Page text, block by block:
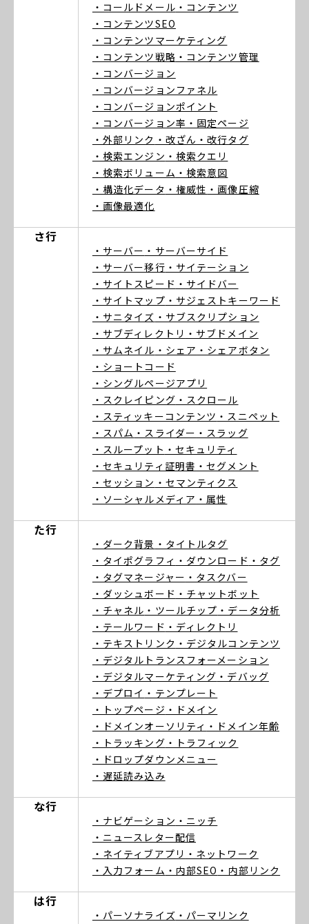
・コールドメール ・コンテンツ
・コンテンツSEO
・コンテンツマーケティング
・コンテンツ戦略 ・コンテンツ管理
・コンバージョン
・コンバージョンファネル
・コンバージョンポイント
・コンバージョン率 ・固定ページ
・外部リンク ・改ざん ・改行タグ
・検索エンジン ・検索クエリ
・検索ボリューム ・検索意図
・構造化データ ・権威性 ・画像圧縮
・画像最適化
さ行
・サーバー ・サーバーサイド
・サーバー移行 ・サイテーション
・サイトスピード ・サイドバー
・サイトマップ ・サジェストキーワード
・サニタイズ ・サブスクリプション
・サブディレクトリ ・サブドメイン
・サムネイル ・シェア ・シェアボタン
・ショートコード
・シングルページアプリ
・スクレイピング ・スクロール
・スティッキーコンテンツ ・スニペット
・スパム ・スライダー ・スラッグ
・スループット ・セキュリティ
・セキュリティ証明書 ・セグメント
・セッション ・セマンティクス
・ソーシャルメディア ・属性
た行
・ダーク背景 ・タイトルタグ
・タイポグラフィ ・ダウンロード ・タグ
・タグマネージャー ・タスクバー
・ダッシュボード ・チャットボット
・チャネル ・ツールチップ ・データ分析
・テールワード ・ディレクトリ
・テキストリンク ・デジタルコンテンツ
・デジタルトランスフォーメーション
・デジタルマーケティング ・デバッグ
・デプロイ ・テンプレート
・トップページ ・ドメイン
・ドメインオーソリティ ・ドメイン年齢
・トラッキング ・トラフィック
・ドロップダウンメニュー
・遅延読み込み
な行
・ナビゲーション ・ニッチ
・ニュースレター配信
・ネイティブアプリ ・ネットワーク
・入力フォーム ・内部SEO ・内部リンク
は行
・パーソナライズ ・パーマリンク